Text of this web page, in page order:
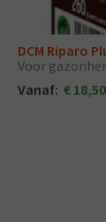
DCM Riparo
Voor
Vanaf: €